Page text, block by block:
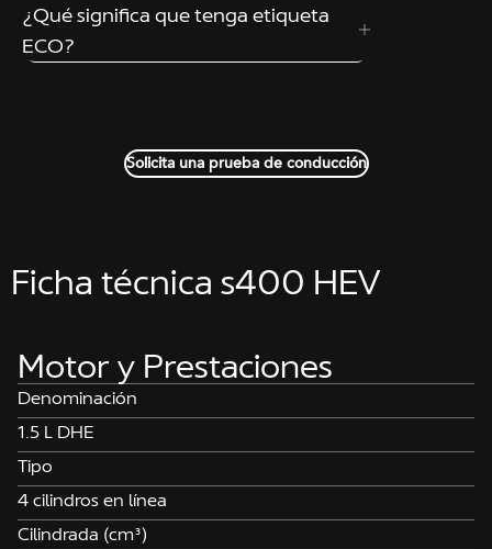
¿Qué significa que tenga etiqueta
ECO?
Solicita una prueba de conducción
Ficha técnica s400 HEV
Motor y Prestaciones
Denominación
1.5 L DHE
Tipo
4 cilindros en línea
Cilindrada (cm³)